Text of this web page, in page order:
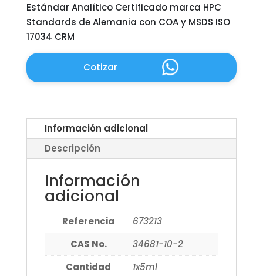
Estándar Analítico Certificado marca HPC
Standards de Alemania con COA y MSDS ISO
17034 CRM
Cotizar
Información adicional
Descripción
Información
adicional
Referencia
673213
CAS No.
34681-10-2
Cantidad
1x5ml